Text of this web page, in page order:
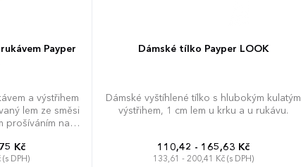
Payper
a výstřihem
lem ze směsi
prošíváním na
na límečku,
střih.
Kč
DPH)
Dámské tílko Payper LOOK
Dámské vyštíhlené tílko s hlubokým kulatým
výstřihem, 1 cm lem u krku a u rukávu.
110,42 - 165,63 Kč
133,61 - 200,41 Kč (s DPH)